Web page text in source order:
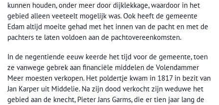
kunnen houden, onder meer door dijklekkage, waardoor in het
gebied alleen veeteelt mogelijk was. Ook heeft de gemeente
Edam altijd moeite gehad met het innen van de pacht en met de
pachters te laten voldoen aan de pachtovereenkomsten.
In de negentiende eeuw keerde het tijd voor de gemeente, toen
ze vanwege gebrek aan financiële middelen de Volendammer
Meer moesten verkopen. Het poldertje kwam in 1817 in bezit van
Jan Karper uit Middelie. Na zijn dood verkocht zijn weduwe het
gebied aan de knecht, Pieter Jans Garms, die er tien jaar lang de